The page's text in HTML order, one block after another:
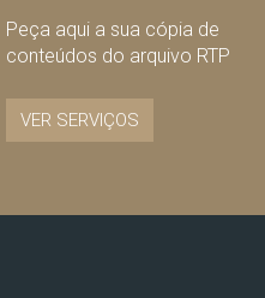
Peça aqui a sua cópia de
conteúdos do arquivo RTP
VER SERVIÇOS